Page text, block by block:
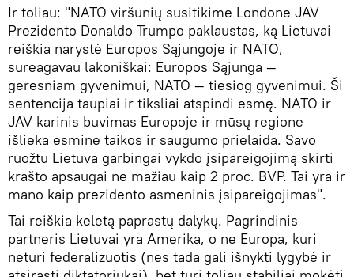
Ir toliau: "NATO viršūnių susitikime Londone JAV
Prezidento Donaldo Trumpo paklaustas, ką Lietuvai
reiškia narystė Europos Sąjungoje ir NATO,
sureagavau lakoniškai: Europos Sąjunga —
geresniam gyvenimui, NATO — tiesiog gyvenimui. Ši
sentencija taupiai ir tiksliai atspindi esmę. NATO ir
JAV karinis buvimas Europoje ir mūsų regione
išlieka esmine taikos ir saugumo prielaida. Savo
ruožtu Lietuva garbingai vykdo įsipareigojimą skirti
krašto apsaugai ne mažiau kaip 2 proc. BVP. Tai yra ir
mano kaip prezidento asmeninis įsipareigojimas".
Tai reiškia keletą paprastų dalykų. Pagrindinis
partneris Lietuvai yra Amerika, o ne Europa, kuri
neturi federalizuotis (nes tada gali išnykti lygybė ir